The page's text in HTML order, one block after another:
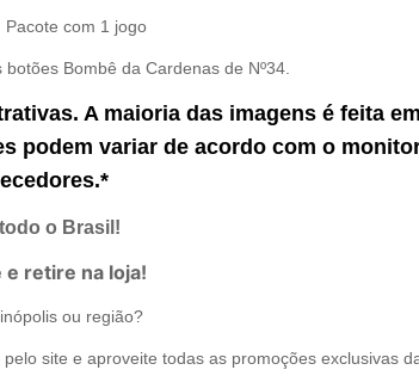
Pacote com 1 jogo
botões Bombê da Cardenas de Nº34.
A maioria das imagens é feita
podem variar de acordo com o
o Brasil!
retire na loja!
ou região?
site e aproveite todas as promoções exclusivas